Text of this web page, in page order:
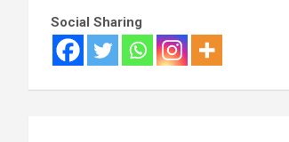
Social Sharing